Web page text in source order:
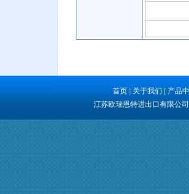
首页| 关于我们
产品
江苏欧瑞恩特进出口有限公